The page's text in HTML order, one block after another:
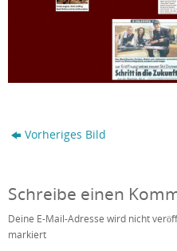
Vorheriges Bild
Schreibe einen
Deine E-Mail-Adresse wird nicht
markiert